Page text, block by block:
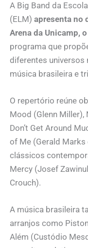
A Big Band da
(ELM) apresenta no
Arena da Unicamp,
programa que
diferentes universos
música brasileira e
O repertório reúne
Mood (Glenn Miller),
Don’t Get Around
of Me (Gerald Marks
clássicos
Mercy (Josef
Crouch).
A música brasileira
arranjos como
Além (Custódio